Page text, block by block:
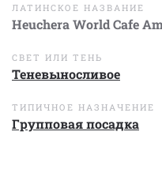
ЛАТИНСКОЕ НАЗВАНИЕ
Heuchera World Cafe
СВЕТ ИЛИ ТЕНЬ
Теневыносливое
ТИПИЧНОЕ НАЗНАЧЕНИЕ
Групповая посадка